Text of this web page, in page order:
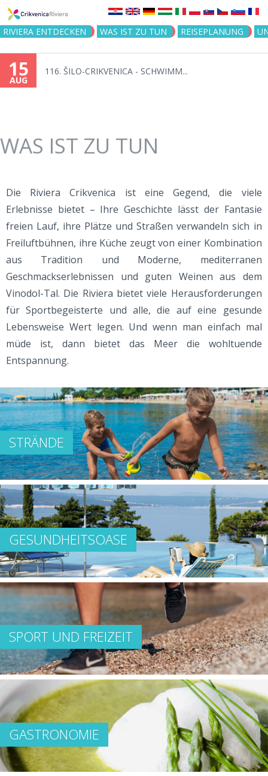
Jump to navigation
RIVIERA ENTDECKEN WAS IST ZU TUN REISEPLANUNG
15
AUG
116. ŠILO-CRIKVENICA - SCHWIMM...
WAS IST ZU TUN
Die Riviera Crikvenica ist eine Gegend, die viele
Erlebnisse bietet – Ihre Geschichte lässt der Fantasie
freien Lauf, ihre Plätze und Straßen verwandeln sich in
Freiluftbühnen, ihre Küche zeugt von einer Kombination
aus Tradition und Moderne, mediterranen
Geschmackserlebnissen und guten Weinen aus dem
Vinodol-Tal. Die Riviera bietet viele Herausforderungen
für Sportbegeisterte und alle, die auf eine gesunde
Lebensweise Wert legen. Und wenn man einfach mal
müde ist, dann bietet das Meer die wohltuende
Entspannung.
STRÄNDE
GESUNDHEITSOASE
SPORT UND FREIZEIT
GASTRONOMIE